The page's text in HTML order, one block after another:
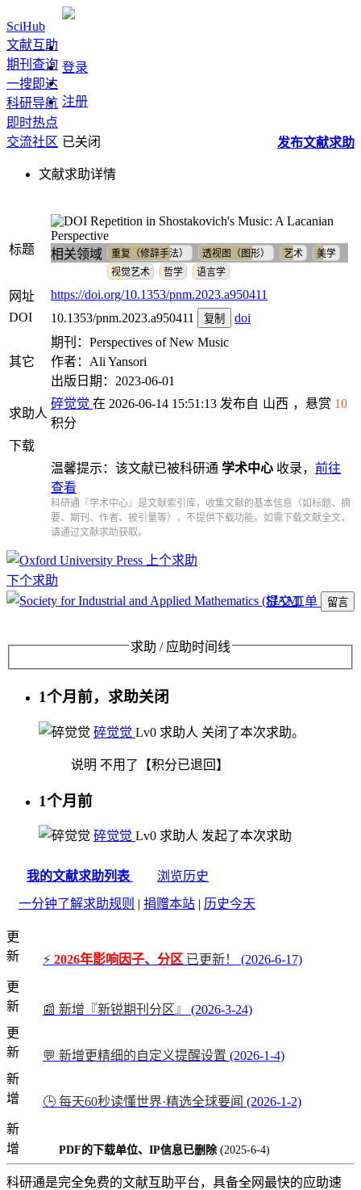
SciHub
文献互助
期刊查询
一搜即达
科研导航
即时热点
交流社区
登录
注册
发布文献求助
已关闭
文献求助详情
标题
Repetition in Shostakovich's Music: A Lacanian
Perspective
相关领域
重复（修辞手法） 透视图（图形） 艺术
美学
视觉艺术
哲学 语言学
网址
https://doi.org/10.1353/pnm.2023.a950411
DOI
10.1353/pnm.2023.a950411 复制 doi
其它
期刊：Perspectives of New Music
作者：Ali Yansori
出版日期：2023-06-01
求助人
碎觉觉 在 2026-06-14 15:51:13 发布自 山西 ，悬赏 10
积分
下载
温馨提示：该文献已被科研通 学术中心 收录， 前往
查看
科研通『学术中心』是文献索引库，收集文献的基本信息（如标题、摘
要、期刊、作者、被引量等），不提供下载功能。如需下载文献全文，
请通过文献求助获取。
上个求助
下个求助
提交工单
留言
求助 / 应助时间线
1个月前，求助关闭
碎觉觉 Lv0 求助人 关闭了本次求助。
说明 不用了【积分已退回】
1个月前
碎觉觉 Lv0 求助人 发起了本次求助
我的文献求助列表
浏览历史
一分钟了解求助规则
捐赠本站 历史今天
更
新
⚡ 2026年影响因子、分区 已更新！
(2026-6-17)
更
新
📰 新增『新锐期刊分区』
(2026-3-24)
更
新
💬 新增更精细的自定义提醒设置 (2026-1-4)
新
增
🕒 每天60秒读懂世界·精选全球要闻 (2026-1-2)
新
增
PDF的下载单位、IP信息已删除 (2025-6-4)
科研通是完全免费的文献互助平台，具备全网最快的应助速